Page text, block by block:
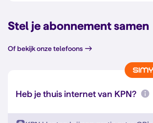
Stel je abonnement samen
Of bekijk onze telefoons
Heb je thuis internet van KPN?